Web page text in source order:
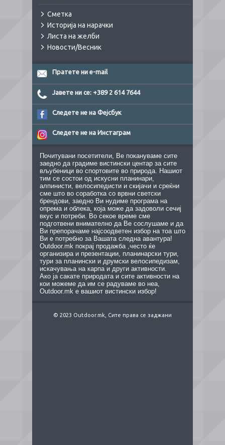
Сметка
Историја на нарачки
Листа на желби
Новости/Весник
Пратете ни e-mail
Јавете ни се: +389 2 614 7644
Следете не на Фејсбук
Следете не на Инстаграм
Почитувани посетители, Ве покануваме сите
заедно да градиме вистински центар за сите
вљубеници во спортовите во природа. Нашиот
тим се состои од искусни планинари,
алпинисти, велосипедисти и скијачи и среќни
сме што во соработка со врвни светски
брендови, заедно Ви нудиме програма на
опрема и облека, која може да задоволи сечиј
вкус и потреби. Во секое време сме
подготвени внимателно да Ве сослушаме и да
Ви препорачаме најсоодветен избор на тоа што
Ви е потребно за Вашата следна авантура!
Outdoor.mk покрај продажба ,често ќе
организира и презентации, планинарски тури,
тури за планински и друмски велосипедизам,
искачувања на карпа и други активности.
Ако ја сакате природата и сите активности на
кои можеме да им се радуваме во неа,
Outdoor.mk е вашиот вистински избор!
© 2023 Outdoor.mk, Сите права се заджани